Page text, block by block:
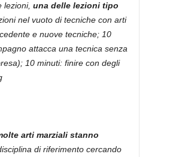
lezioni, una delle lezioni tipo
nel vuoto di tecniche con arti
e nuove tecniche; 10
attacca una tecnica senza
10 minuti: finire con degli
arti marziali stanno
di riferimento cercando